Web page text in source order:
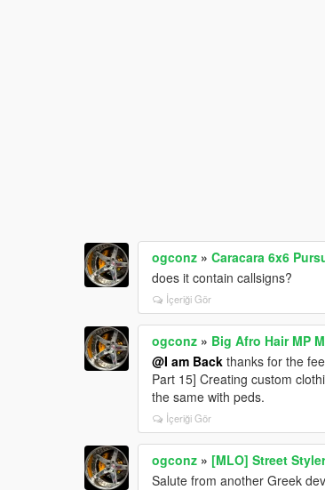
ogconz »Caracara 6x6
does it contain callsigns?
İçeriği Gör
ogconz » Big Afro Hair MP
@I am Back thanks for the
Part 15] Creating custom
the same with peds.
İçeriği Gör
ogconz » [MLO] Street
Salute from another Greek